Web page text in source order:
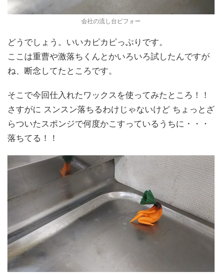
会社の流し台ビフォー
どうでしょう。いいカピカピっぷりです。
ここは重曹や激落ちくんとかいろいろ試したんですが
ね、断念してたところです。
そこで今回仕入れたワックスを使ってみたところ！！
さすがに スンスン落ちるわけじゃないけど ちょっとざ
らついたスポンジで何度かこすっているうちに・・・
落ちてる！！